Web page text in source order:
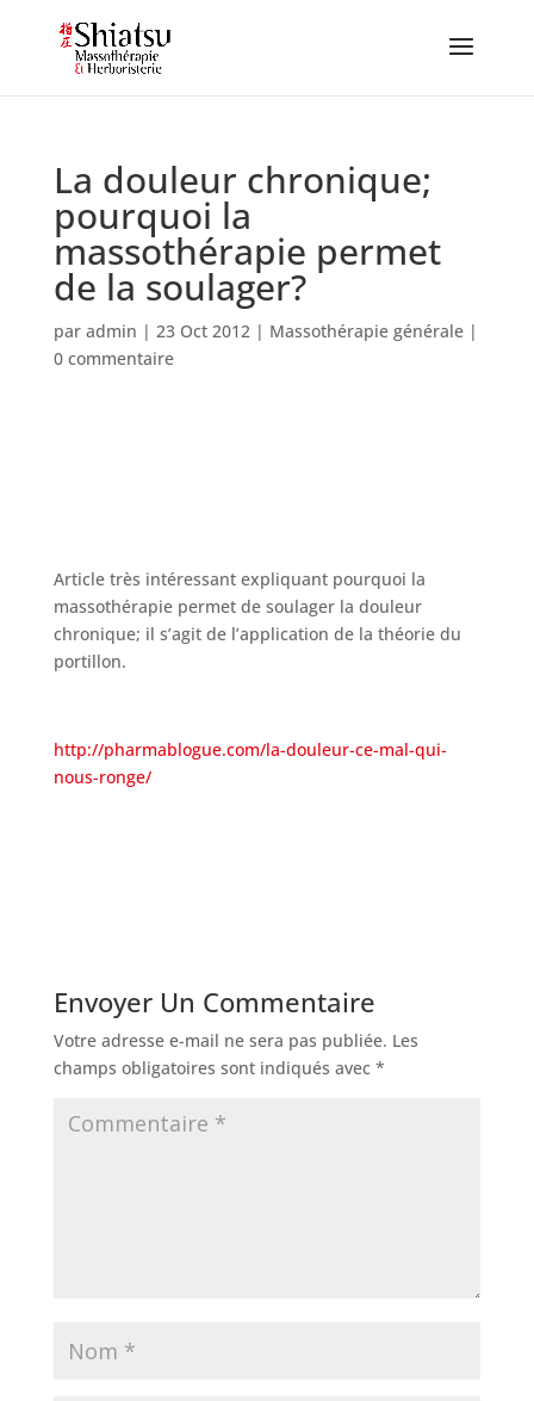
La douleur chronique;
pourquoi la
massothérapie permet
de la soulager?
par admin | 23 Oct 2012| Massothérapie générale|
0 commentaire
Article très intéressant expliquant pourquoi la
massothérapie permet de soulager la douleur
chronique; il s’agit de l’application de la théorie du
portillon.
http://pharmablogue.com/la-douleur-ce-mal-qui-
nous-ronge/
Envoyer Un Commentaire
Votre adresse e-mail ne sera pas publiée. Les
champs obligatoires sont indiqués avec *